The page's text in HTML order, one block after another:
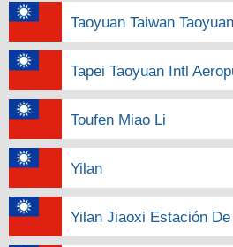
Taoyuan Taiwan
Tapei Taoyuan Intl
Toufen Miao Li
Yilan
Yilan Jiaoxi Estación